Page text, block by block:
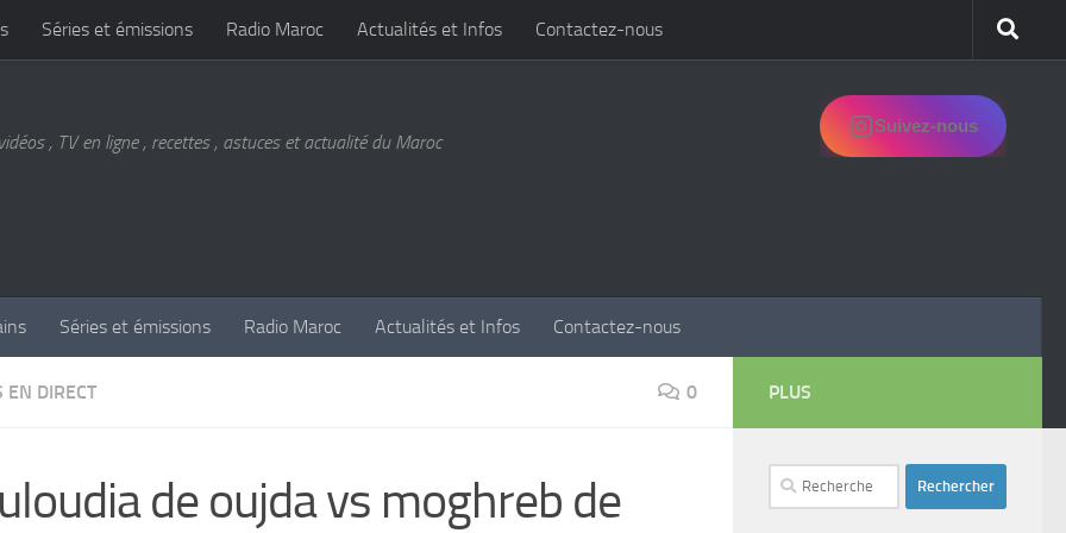
Séries et émissions Radio Maroc Actualités et Infos Contactez-nous
, TV en ligne , recettes , astuces et actualité du Maroc
Suivez-nous
Séries et émissions Radio Maroc Actualités et Infos Contactez-nous
EN DIRECT 0
de oujda vs moghreb de
PLUS
Rechercher :